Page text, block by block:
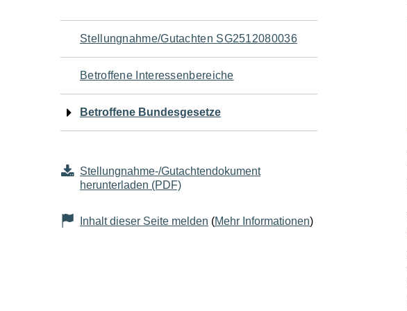
Navigation
für
den
Seiteninhalt
Stellungnahme/Gutachten SG2512080036
Betroffene Interessenbereiche
Betroffene Bundesgesetze
Stellungnahme-/Gutachtendokument
herunterladen (PDF)
Inhalt dieser Seite melden (Mehr Informationen)